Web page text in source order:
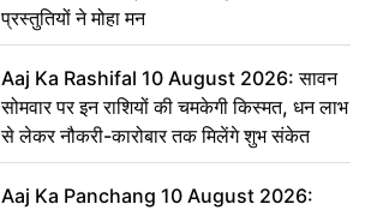
प्रस्तुतियों ने मोहा मन
Aaj Ka Rashifal 10 August 2026: सावन
सोमवार पर इन राशियों की चमकेगी किस्मत, धन लाभ
से लेकर नौकरी-कारोबार तक मिलेंगे शुभ संकेत
Aaj Ka Panchang 10 August 2026: